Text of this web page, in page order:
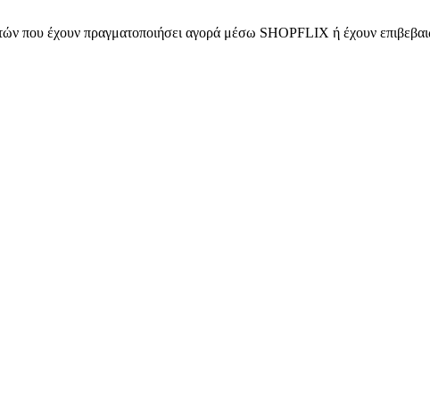
που έχουν πραγματοποιήσει αγορά μέσω SHOPFLIX ή έχουν